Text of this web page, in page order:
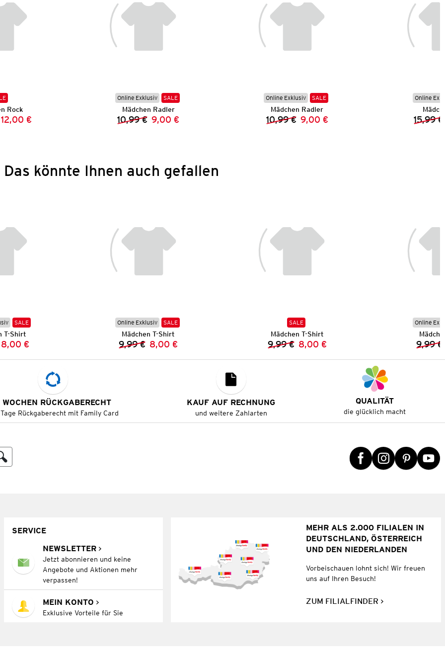
Rock
Preis:
Preis:
12,00 €
Online Exklusiv SALE
Mädchen Radler
Vorheriger Preis:
10,99 € Neuer Preis:
9,00 €
Online Exklusiv SALE
Mädchen Radler
Vorheriger Preis:
10,99 € Neuer Preis:
9,00 €
Online
15,99 €
Das könnte Ihnen auch gefallen
SALE
T-Shirt
Preis:
Preis:
8,00 €
Online Exklusiv SALE
Mädchen T-Shirt
Vorheriger Preis:
9,99 € Neuer Preis:
8,00 €
SALE
Mädchen T-Shirt
Vorheriger Preis:
9,99 € Neuer Preis:
8,00 €
Online
9,99 €
RÜCKGABERECHT
Rückgaberecht mit Family Card
KAUF AUF RECHNUNG
und weitere Zahlarten
QUALITÄT
die glücklich macht
SERVICE
NEWSLETTER
Jetzt abonnieren und keine
Angebote und Aktionen mehr
verpassen!
MEIN KONTO
Exklusive Vorteile für Sie
MEHR ALS 2.000 FILIALEN IN
DEUTSCHLAND, ÖSTERREICH
UND DEN NIEDERLANDEN
Vorbeischauen lohnt sich! Wir freuen
uns auf Ihren Besuch!
ZUM FILIALFINDER